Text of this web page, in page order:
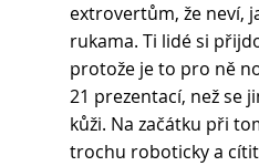
extrovertům, že neví,
rukama. Ti lidé si
protože je to pro ně
21 prezentací, než se
kůži. Na začátku při
trochu roboticky a